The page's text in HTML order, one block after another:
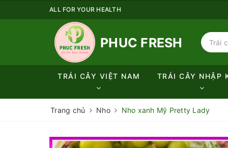
ALL FOR YOUR HEALTH
PHUC FRESH
TRÁI CÂY VIỆT NAM TRÁI CÂY NHẬP
Trang chủ Nho Nho xanh Mỹ Pretty Lady